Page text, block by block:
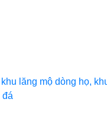
lăng mộ dòng họ,
đá